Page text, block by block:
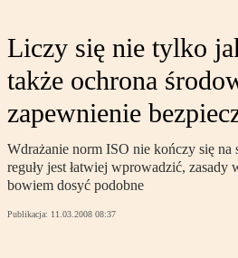
Liczy się nie tylko
także ochrona
zapewnienie
Wdrażanie norm ISO nie kończy się
reguły jest łatwiej wprowadzić, zasady
bowiem dosyć podobne
Publikacja: 11.03.2008 08:37